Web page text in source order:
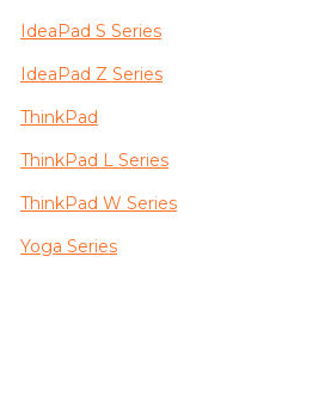
IdeaPad S Series
IdeaPad Z Series
ThinkPad
ThinkPad L Series
ThinkPad W Series
Yoga Series